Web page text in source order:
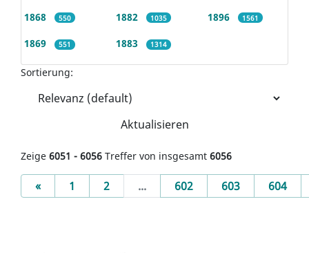
1868 550
1869 551
1882 1035
1883 1314
1896 1561
Sortierung:
Aktualisieren
Zeige 6051 - 6056 Treffer von insgesamt 6056
«Previous
1 2 ... 602 603 604